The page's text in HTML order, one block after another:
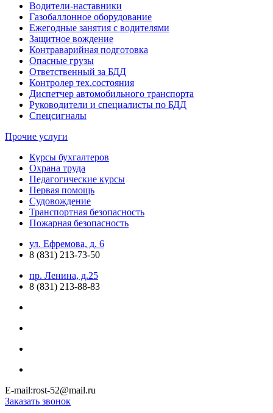
Водители-наставники
Газобаллонное оборудование
Ежегодные занятия с водителями
Защитное вождение
Контраварийная подготовка
Опасные грузы
Ответственный за БДД
Контролер тех.состояния
Диспетчер автомобильного транспорта
Руководители и специалисты по БДД
Спецсигналы
Прочие услуги
Курсы бухгалтеров
Охрана труда
Педагогические курсы
Первая помощь
Судовождение
Транспортная безопасность
Пожарная безопасность
ул. Ефремова, д. 6
8 (831) 213-73-50
пр. Ленина, д.25
8 (831) 213-88-83
E-mail:rost-52@mail.ru
Заказать звонок